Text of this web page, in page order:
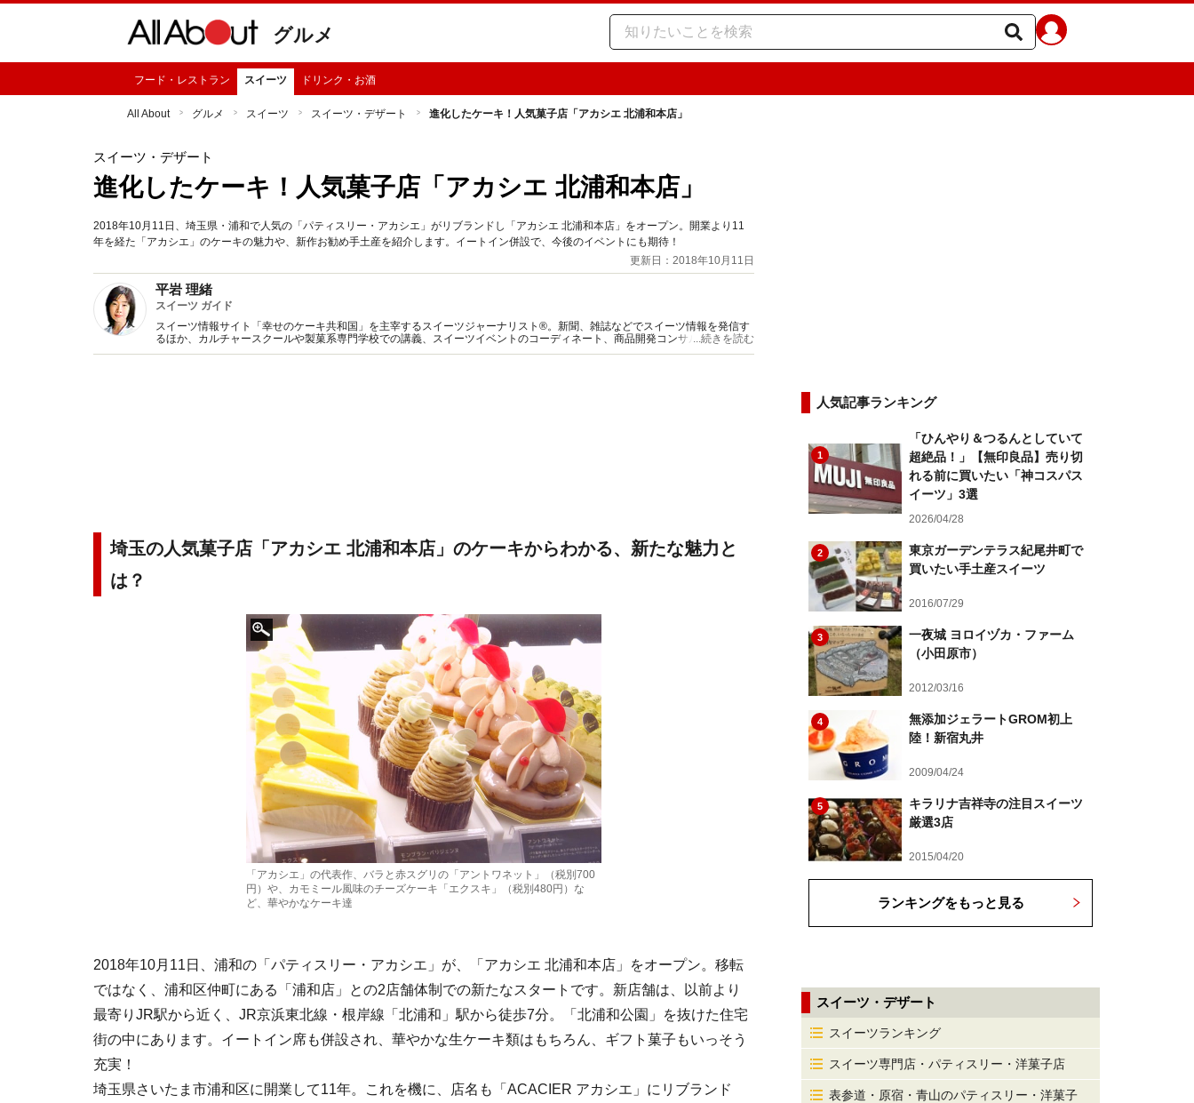
グルメ
フード・レストラン スイーツ ドリンク・お酒
All About グルメ スイーツ スイーツ・デザート 進化したケーキ！人気菓子店「アカシエ 北浦和本店」
スイーツ・デザート
進化したケーキ！人気菓子店「アカシエ 北浦和本店」
2018年10月11日、埼玉県・浦和で人気の「パティスリー・アカシエ」がリブランドし「アカシエ 北浦和本店」をオープン。開業より11
年を経た「アカシエ」のケーキの魅力や、新作お勧め手土産を紹介します。イートイン併設で、今後のイベントにも期待！
更新日：2018年10月11日
平岩 理緒
スイーツ ガイド
スイーツ情報サイト「幸せのケーキ共和国」を主宰するスイーツジャーナリスト®。新聞、雑誌などでスイーツ情報を発信す
るほか、カルチャースクールや製菓系専門学校での講義、スイーツイベントのコーディネート、商品開発コンサルティング、
コンテスト審査員など幅広く活動。１カ月に200種類以上のスイーツを食べ歩く。
...続きを読む
埼玉の人気菓子店「アカシエ 北浦和本店」のケーキからわかる、新たな魅力と
は？
「アカシエ」の代表作、バラと赤スグリの「アントワネット」（税別700
円）や、カモミール風味のチーズケーキ「エクスキ」（税別480円）な
ど、華やかなケーキ達
2018年10月11日、浦和の「パティスリー・アカシエ」が、「アカシエ 北浦和本店」をオープン。移転
ではなく、浦和区仲町にある「浦和店」との2店舗体制での新たなスタートです。新店舗は、以前より
最寄りJR駅から近く、JR京浜東北線・根岸線「北浦和」駅から徒歩7分。「北浦和公園」を抜けた住宅
街の中にあります。イートイン席も併設され、華やかな生ケーキ類はもちろん、ギフト菓子もいっそう
充実！
埼玉県さいたま市浦和区に開業して11年。これを機に、店名も「ACACIER アカシエ」にリブランド
人気記事ランキング
1
「ひんやり＆つるんとしていて
超絶品！」【無印良品】売り切
れる前に買いたい「神コスパス
イーツ」3選
2026/04/28
2
東京ガーデンテラス紀尾井町で
買いたい手土産スイーツ
2016/07/29
3
一夜城 ヨロイヅカ・ファーム
（小田原市）
2012/03/16
4
無添加ジェラートGROM初上
陸！新宿丸井
2009/04/24
5
キラリナ吉祥寺の注目スイーツ
厳選3店
2015/04/20
ランキングをもっと見る
スイーツ・デザート
スイーツランキング
スイーツ専門店・パティスリー・洋菓子店
表参道・原宿・青山のパティスリー・洋菓子